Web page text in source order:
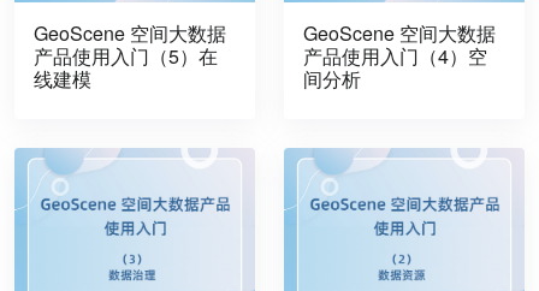
GeoScene 空间大数据
产品使用入门（5）在
线建模
GeoScene 空间大数据
产品使用入门（4）空
间分析